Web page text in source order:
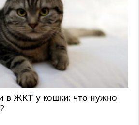
в ЖКТ у кошки: что нужно